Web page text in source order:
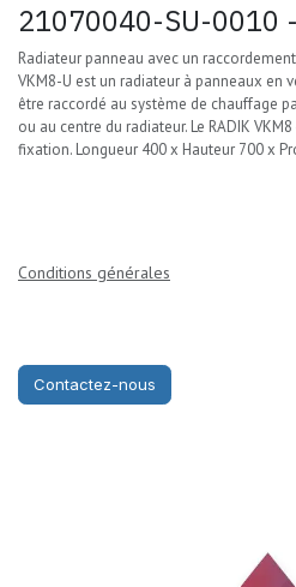
21070040-SU-0010
Radiateur panneau avec un
VKM8-U est un radiateur à panneaux en
être raccordé au système de chauffage
ou au centre du radiateur. Le RADIK
fixation. Longueur 400 x Hauteur 700 x
Conditions générales
Contactez-nous